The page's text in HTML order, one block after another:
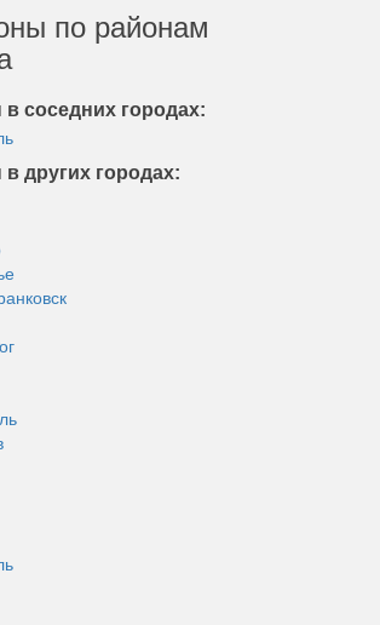
по районам
соседних городах:
других городах: